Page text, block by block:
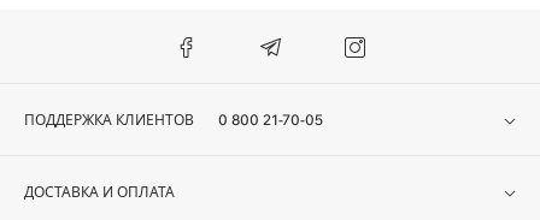
ПОДДЕРЖКА КЛИЕНТОВ 0 800 21-70-05
ДОСТАВКА И ОПЛАТА